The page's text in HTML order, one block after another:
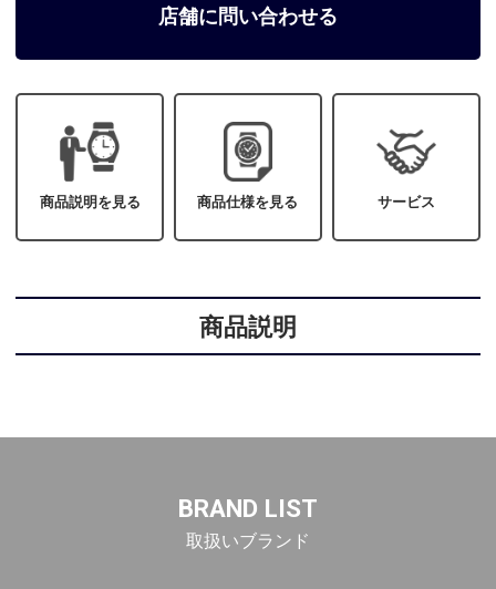
店舗に問い合わせる
商品説明を見る 商品仕様を見る サービス
商品説明
BRAND LIST
取扱いブランド